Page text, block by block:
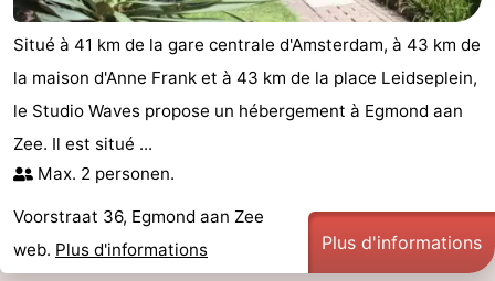
Woudhoeve
Duinpark
Egmond
-
Kustpark
Egmond
aan
Zee
Hôtels
Last
minutes
Plages
Voir
et
Lieux
Situé à 41 km de la gare centrale d'Amsterdam, à 43 km de
la maison d'Anne Frank et à 43 km de la place Leidseplein,
le Studio Waves propose un hébergement à Egmond aan
Zee. Il est situé ...
Max. 2 personen.
Voorstraat 36, Egmond aan Zee
web. Plus d'informations Plus d'informations